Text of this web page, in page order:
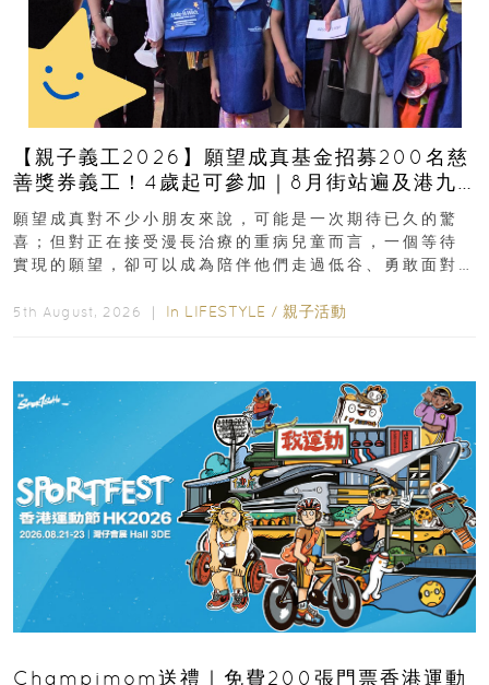
【親子義工2026】願望成真基金招募200名慈
善獎券義工！4歲起可參加｜8月街站遍及港九
新界
願望成真對不少小朋友來說，可能是一次期待已久的驚
喜；但對正在接受漫長治療的重病兒童而言，一個等待
實現的願望，卻可以成為陪伴他們走過低谷、勇敢面對
5th August, 2026 ｜ In LIFESTYLE / 親子活動
Champimom送禮｜免費200張門票香港運動